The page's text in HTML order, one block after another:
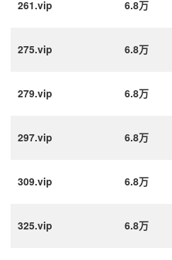
261.vip 6.8万
275.vip 6.8万
279.vip 6.8万
297.vip 6.8万
309.vip 6.8万
325.vip 6.8万